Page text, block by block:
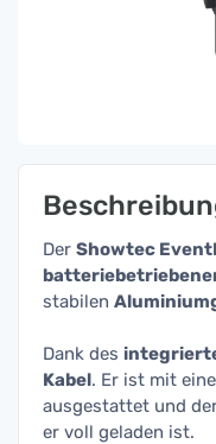
Der Showtec
batteriebetriebener
stabilen
Dank des
Kabel. Er ist mit
ausgestattet und
er voll geladen ist.